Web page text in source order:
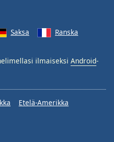
Saksa Ranska
ilmaiseksi Android-
Etelä-Amerikka